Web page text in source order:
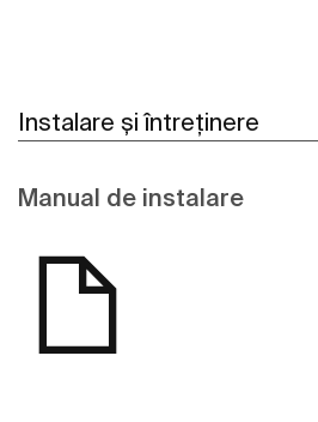
Instalare și întreținere
Manual de instalare